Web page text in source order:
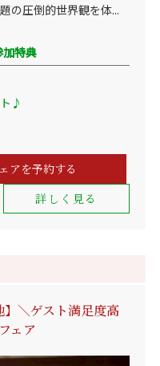
の圧倒的世界観を体...
加特典
♪
アを予約する
詳しく見る
＼ゲスト満足度高
ェア